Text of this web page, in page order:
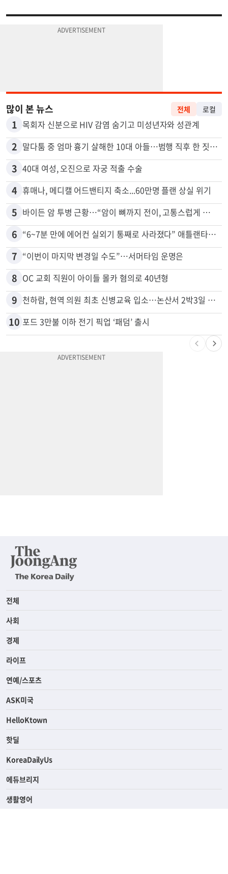
많이 본 뉴스
1 목회자 신분으로 HIV 감염 숨기고 미성년자와 성관계
2
3 40대 여성, 오진으로 자궁 적출 수술
4 휴매나, 메디캘 어드밴티지 축소...60만명 플랜 상실 위기
5 바이든 암 투병 근황…“암이 뼈까지 전이, 고통스럽게 투병 중”
6
7 “이번이 마지막 변경일 수도”…서머타임 운명은
8 OC 교회 직원이 아이들 몰카 혐의로 40년형
9
전체
사회
경제
라이프
연예/스포츠
ASK미국
HelloKtown
핫딜
KoreaDailyUs
에듀브리지